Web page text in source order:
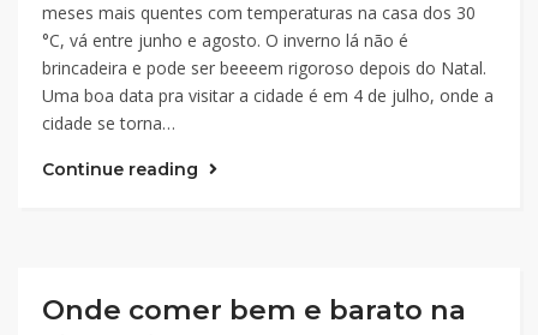
meses mais quentes com temperaturas na casa dos 30
°C, vá entre junho e agosto. O inverno lá não é
brincadeira e pode ser beeeem rigoroso depois do Natal.
Uma boa data pra visitar a cidade é em 4 de julho, onde a
cidade se torna…
Continue reading
Onde comer bem e barato na